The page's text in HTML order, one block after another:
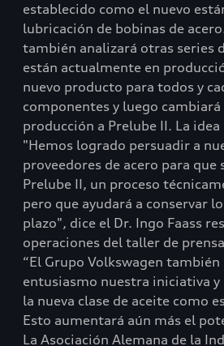
establecido como el nuevo
lubricación de bobinas de
también analizará otras series
están actualmente en
nuevo producto para todos y
componentes y luego cambiará
producción a Prelube II. La
"Hemos logrado persuadir a
proveedores de acero para que
Prelube II, un proceso
pero que ayudará a conservar
plazo", dice el Dr. Ingo Faass
operaciones del taller de
“El Grupo Volkswagen
entusiasmo nuestra iniciativa
la nueva clase de aceite como
Esto aumentará aún más el
La Asociación Alemana de la